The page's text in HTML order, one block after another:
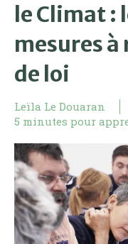
le Climat :
mesures
de loi
Leïla Le Douaran
5 minutes pour